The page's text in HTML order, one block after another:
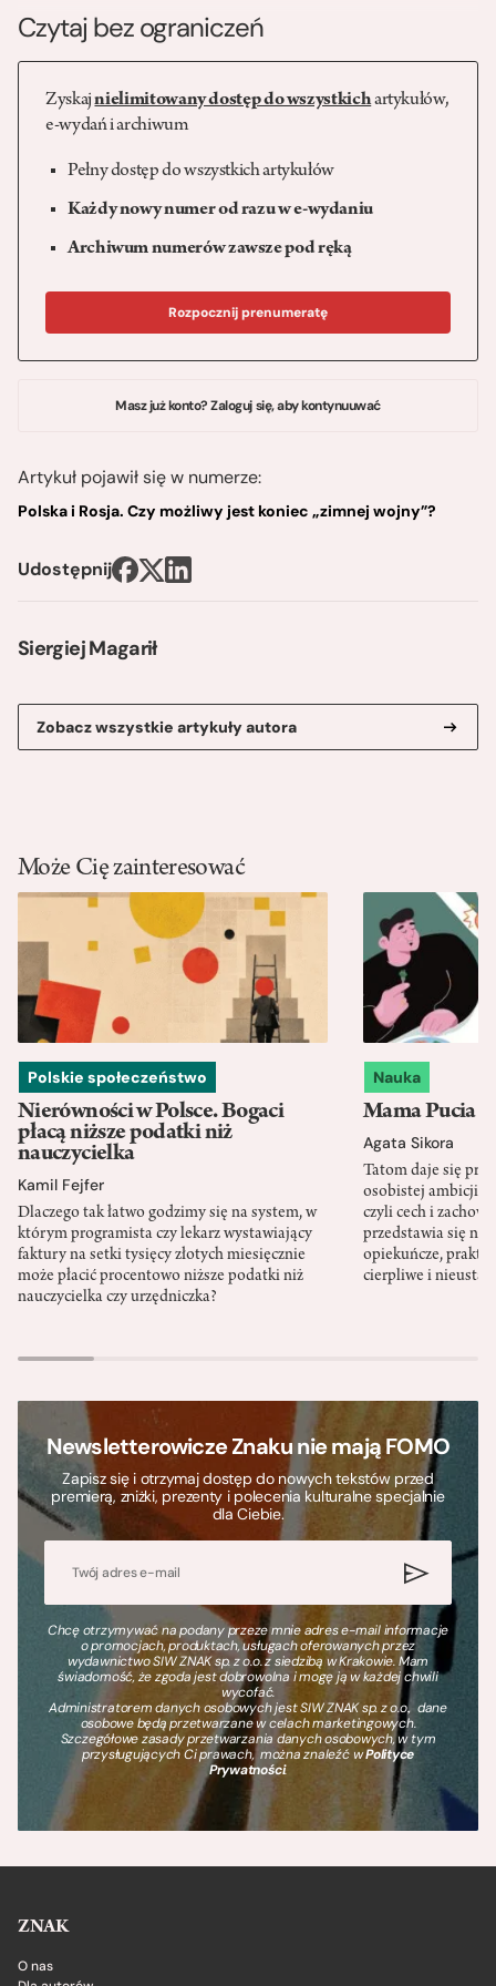
Siergiej Magarił
Zobacz wszystkie artykuły autora
Czytaj bez ograniczeń
Zyskajnielimitowany dostęp do wszystkichartykułów,
e-wydań i archiwum
Pełny dostęp do wszystkich artykułów
Każdy nowy numer od razu w e-wydaniu
Archiwum numerów zawsze pod ręką
Rozpocznij prenumeratę
Masz już konto? Zaloguj się, aby kontynuuwać
Artykuł pojawił się w numerze:
Polska i Rosja. Czy możliwy jest koniec „zimnej wojny”?
Udostępnij
Może Cię zainteresować
Polskie społeczeństwo
Nierówności w Polsce. Bogaci
płacą niższe podatki niż
nauczycielka
Kamil Fejfer
Dlaczego tak łatwo godzimy się na system, w
którym programista czy lekarz wystawiający
faktury na setki tysięcy złotych miesięcznie
może płacić procentowo niższe podatki niż
nauczycielka czy urzędniczka?
Nauka
Mama Pucia
Agata Sikora
Tatom daje się
osobistej ambicji,
czyli cech i
przedstawia się
opiekuńcze,
cierpliwe i
Newsletterowicze Znaku nie mają FOMO
Zapisz się i otrzymaj dostęp do nowych tekstów przed
premierą, zniżki, prezenty i polecenia kulturalne specjalnie
dla Ciebie.
Chcę otrzymywać na podany przeze mnie adres e-mail informacje
o promocjach, produktach, usługach oferowanych przez
wydawnictwo SIW ZNAK sp. z o.o. z siedzibą w Krakowie. Mam
świadomość, że zgoda jest dobrowolna i mogę ją w każdej chwili
wycofać.
Administratorem danych osobowych jest SIW ZNAK sp. z o.o., dane
osobowe będą przetwarzane w celach marketingowych.
Szczegółowe zasady przetwarzania danych osobowych, w tym
przysługujących Ci prawach, można znaleźć wPolityce
Prywatności.
ZNAK
O nas